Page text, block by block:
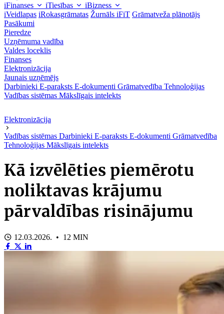
iFinanses iTiesības
iBizness
iVeidlapas iRokasgrāmatas Žurnāls iFiT Grāmatveža plānotājs
Pasākumi
Pieredze
Uzņēmuma vadība
Valdes loceklis
Finanses
Elektronizācija
Jaunais uzņēmējs
Darbinieki E-paraksts E-dokumenti Grāmatvedība Tehnoloģijas
Vadības sistēmas Mākslīgais intelekts
Elektronizācija
Vadības sistēmas Darbinieki E-paraksts E-dokumenti Grāmatvedība
Tehnoloģijas Mākslīgais intelekts
Kā izvēlēties piemērotu
noliktavas krājumu
pārvaldības risinājumu
12.03.2026. • 12 MIN